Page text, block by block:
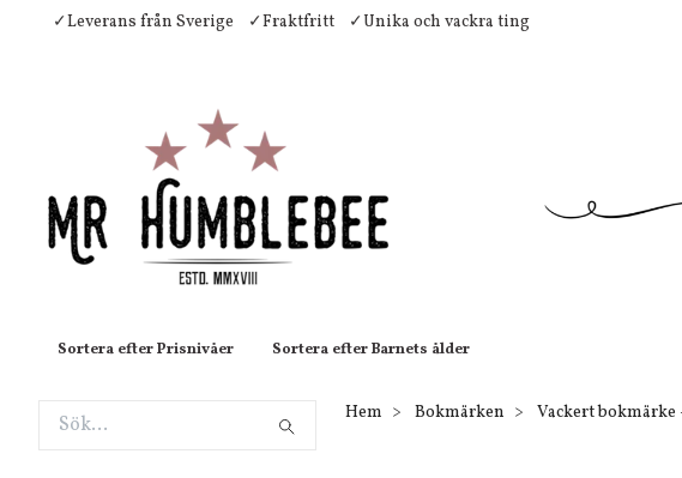
✓Leverans från Sverige ✓Fraktfritt ✓Unika och vackra ting
Sortera efter Prisnivåer Sortera efter Barnets ålder
Hem Bokmärken Vackert